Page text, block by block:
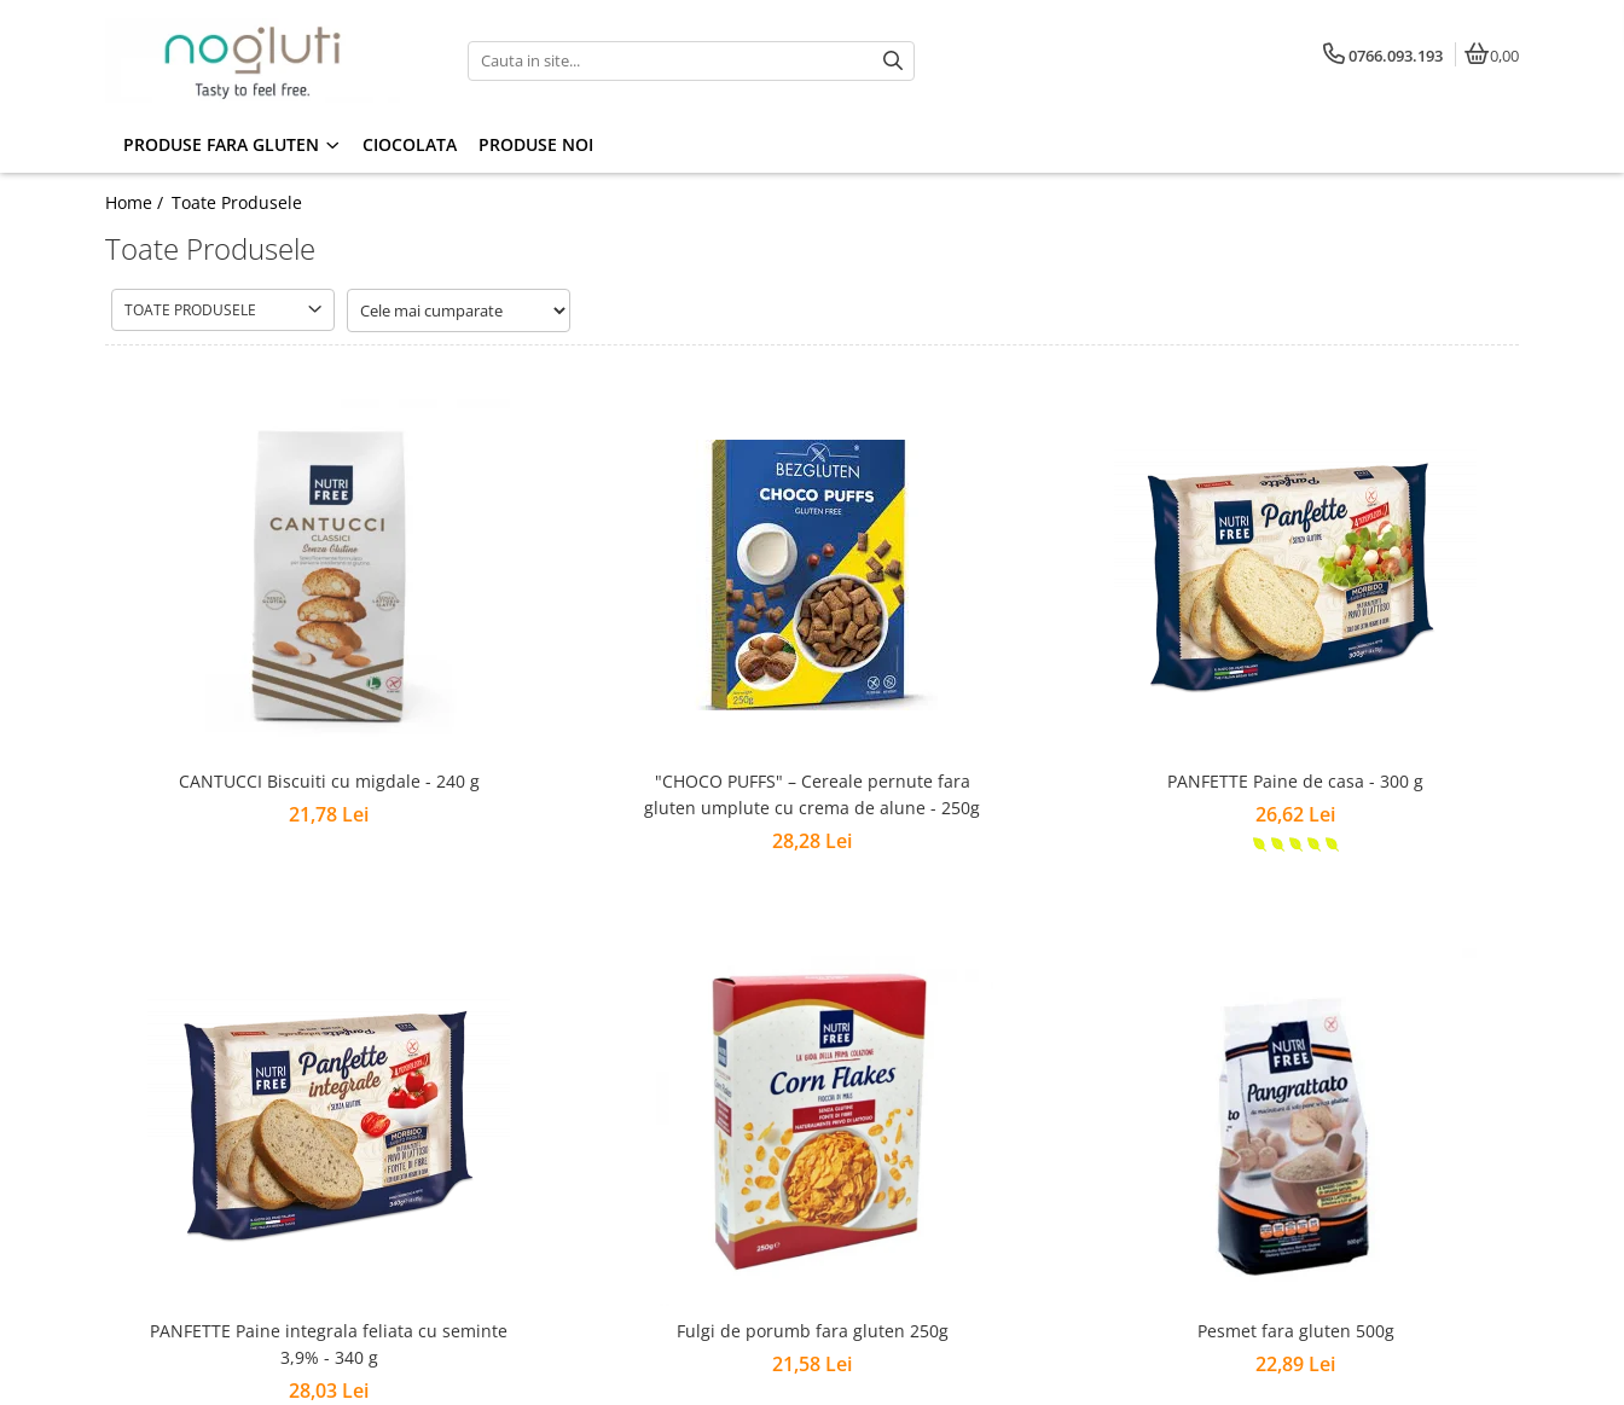
Cereale fara gluten
Faina fara gluten
Paine fara gluten
0766.093.193 0,00
PRODUSE FARA GLUTEN CIOCOLATA PRODUSE NOI
Home / Toate Produsele
Toate Produsele
TOATE PRODUSELE
CANTUCCI Biscuiti cu migdale - 240 g
21,78 Lei
"CHOCO PUFFS" – Cereale pernute fara
gluten umplute cu crema de alune - 250g
28,28 Lei
PANFETTE Paine de casa - 300 g
26,62 Lei
PANFETTE Paine integrala feliata cu seminte
3,9% - 340 g
28,03 Lei
Fulgi de porumb fara gluten 250g
21,58 Lei
Pesmet fara gluten 500g
22,89 Lei